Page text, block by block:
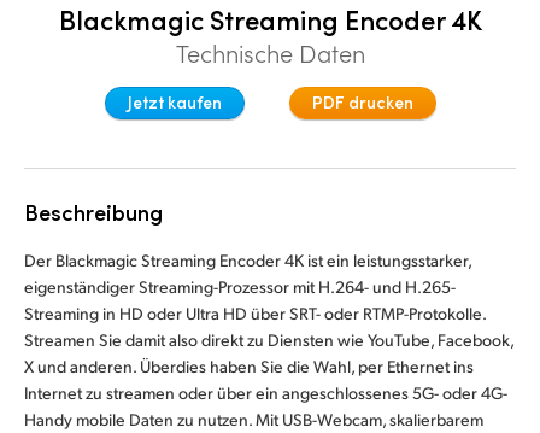
Denmark
France
Germany
Hong Kong SAR, China
India
Italy
Blackmagic Streaming Encoder 4K
Technische Daten
Jetzt kaufen PDF drucken
Beschreibung
Der Blackmagic Streaming Encoder 4K ist ein leistungsstarker,
eigenständiger Streaming-Prozessor mit H.264- und H.265-
Streaming in HD oder Ultra HD über SRT- oder RTMP-Protokolle.
Streamen Sie damit also direkt zu Diensten wie YouTube, Facebook,
X und anderen. Überdies haben Sie die Wahl, per Ethernet ins
Internet zu streamen oder über ein angeschlossenes 5G- oder 4G-
Handy mobile Daten zu nutzen. Mit USB-Webcam, skalierbarem